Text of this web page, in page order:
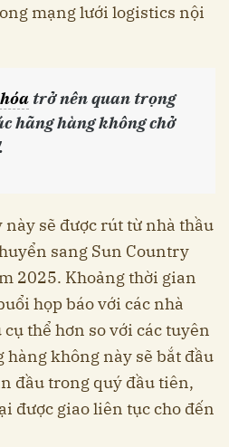
mạng lưới logistics nội
trở nên quan trọng
hãng hàng không chở
sẽ được rút từ nhà thầu
sang Sun Country
2025. Khoảng thời gian
họp báo với các nhà
thể hơn so với các tuyên
hàng không này sẽ bắt đầu
đầu trong quý đầu tiên,
được giao liên tục cho đến